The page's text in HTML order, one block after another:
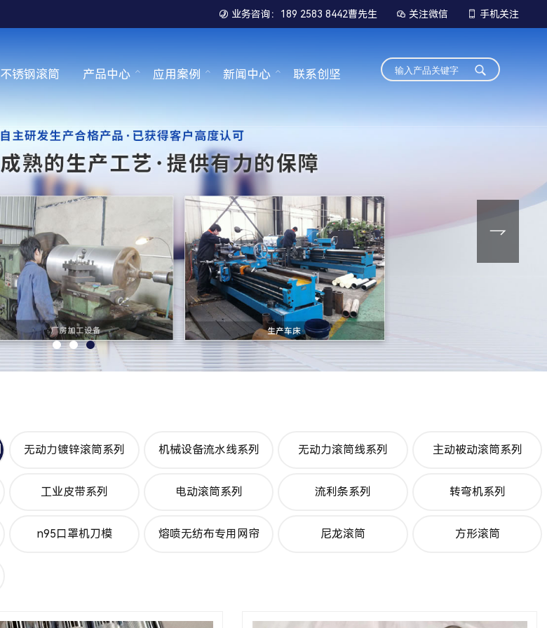
 业务咨询：189 2583 8442曹先生  关注微信  手机关注
不锈钢滚筒 产品中心 应用案例 新闻中心 联系创坚

无动力镀锌滚筒系列 机械设备流水线系列 无动力滚筒线系列 主动被动滚筒系列
工业皮带系列 电动滚筒系列 流利条系列 转弯机系列
n95口罩机刀模 熔喷无纺布专用网帘 尼龙滚筒 方形滚筒